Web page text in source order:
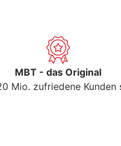
MBT - das Original
Mio. zufriedene Kunden